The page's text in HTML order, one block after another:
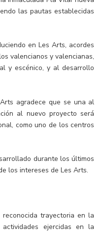
las pautas establecidas
en Les Arts, acordes
valencianos y valencianas,
y escénico, y al desarrollo
agradece que se una al
al nuevo proyecto será
como uno de los centros
durante los últimos
los intereses de Les Arts.
trayectoria en la
ejercidas en la